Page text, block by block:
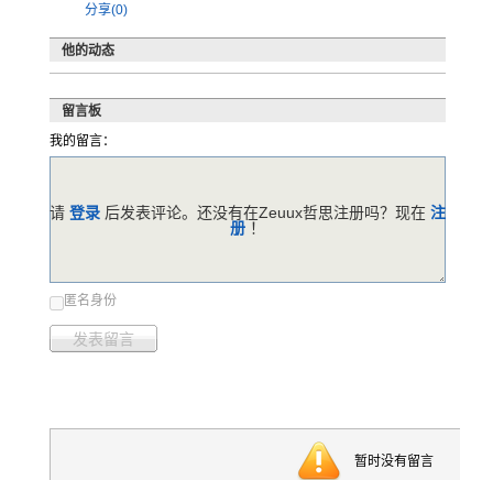
分享(0)
他的动态
留言板
我的留言：
匿名身份
发表留言
请 登录 后发表评论。还没有在Zeuux哲思注册吗？现在 注
册 ！
暂时没有留言